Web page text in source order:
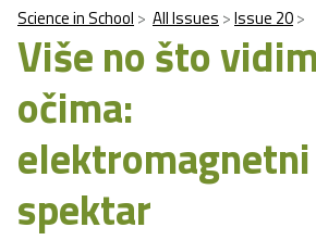
Science in School All Issues Issue 20
Više no što
očima:
elektromagnetni
spektar